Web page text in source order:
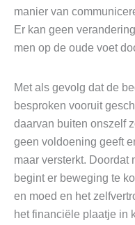
manier van
Er kan geen
men op de oude voet
Met als gevolg dat de
besproken vooruit
daarvan buiten onszelf
geen voldoening geeft
maar versterkt. Doordat
begint er beweging te
en moed en het
het financiële plaatje in